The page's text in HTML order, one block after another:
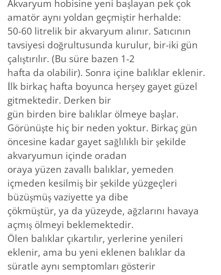
Akvaryum hobisine yeni başlayan pek çok
amatör aynı yoldan geçmiştir herhalde:
50-60 litrelik bir akvaryum alınır. Satıcının
tavsiyesi doğrultusunda kurulur, bir-iki gün
çalıştırılır. (Bu süre bazen 1-2
hafta da olabilir). Sonra içine balıklar eklenir.
İlk birkaç hafta boyunca herşey gayet güzel
gitmektedir. Derken bir
gün birden bire balıklar ölmeye başlar.
Görünüşte hiç bir neden yoktur. Birkaç gün
öncesine kadar gayet sağlılıklı bir şekilde
akvaryumun içinde oradan
oraya yüzen zavallı balıklar, yemeden
içmeden kesilmiş bir şekilde yüzgeçleri
büzüşmüş vaziyette ya dibe
çökmüştür, ya da yüzeyde, ağzlarını havaya
açmış ölmeyi beklemektedir.
Ölen balıklar çıkartılır, yerlerine yenileri
eklenir, ama bu yeni eklenen balıklar da
süratle aynı semptomları gösterir